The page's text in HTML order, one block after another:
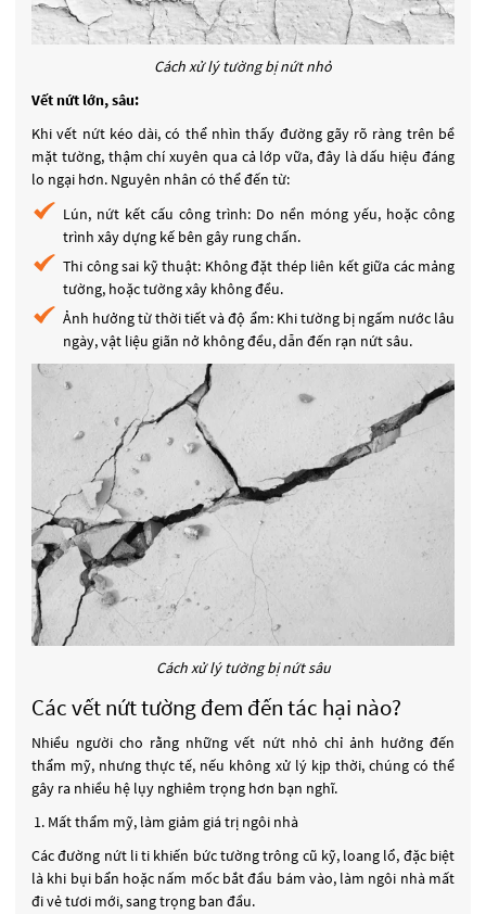
Cách xử lý tường bị nứt nhỏ
Vết nứt lớn, sâu:
Khi vết nứt kéo dài, có thể nhìn thấy đường gãy rõ ràng trên bề
mặt tường, thậm chí xuyên qua cả lớp vữa, đây là dấu hiệu đáng
lo ngại hơn. Nguyên nhân có thể đến từ:
Lún, nứt kết cấu công trình: Do nền móng yếu, hoặc công
trình xây dựng kế bên gây rung chấn.
Thi công sai kỹ thuật: Không đặt thép liên kết giữa các mảng
tường, hoặc tường xây không đều.
Ảnh hưởng từ thời tiết và độ ẩm: Khi tường bị ngấm nước lâu
ngày, vật liệu giãn nở không đều, dẫn đến rạn nứt sâu.
Cách xử lý tường bị nứt sâu
Các vết nứt tường đem đến tác hại nào?
Nhiều người cho rằng những vết nứt nhỏ chỉ ảnh hưởng đến
thẩm mỹ, nhưng thực tế, nếu không xử lý kịp thời, chúng có thể
gây ra nhiều hệ lụy nghiêm trọng hơn bạn nghĩ.
Mất thẩm mỹ, làm giảm giá trị ngôi nhà
Các đường nứt li ti khiến bức tường trông cũ kỹ, loang lổ, đặc biệt
là khi bụi bẩn hoặc nấm mốc bắt đầu bám vào, làm ngôi nhà mất
đi vẻ tươi mới, sang trọng ban đầu.